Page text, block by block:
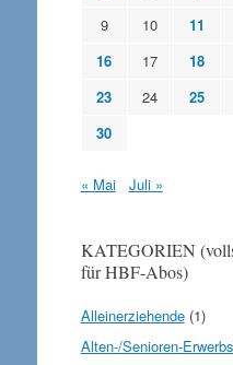
9
10 11
16
17 18
23
24 25
30
« Mai Juli »
KATEGORIEN
für HBF-Abos)
Alleinerziehende(1)
Alten-/Senioren-